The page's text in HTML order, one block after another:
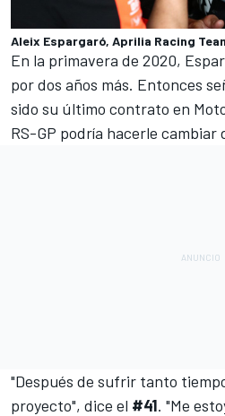
Aleix Espargaró, Aprilia Racing
En la primavera de 2020,
por dos años más. Entonces
sido su último contrato en
RS-GP podría hacerle cambiar
"Después de sufrir tanto
proyecto", dice el #41. "Me